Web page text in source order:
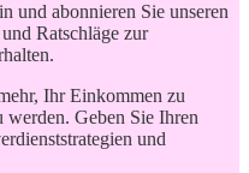
und abonnieren Sie unseren
Ratschläge zur
Ihr Einkommen zu
werden. Geben Sie Ihren
und